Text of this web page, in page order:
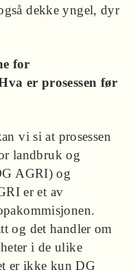
dekke yngel, dyr
for
er prosessen før
vi si at prosessen
landbruk og
AGRI) og
er et av
og det handler om
i de ulike
er ikke kun DG